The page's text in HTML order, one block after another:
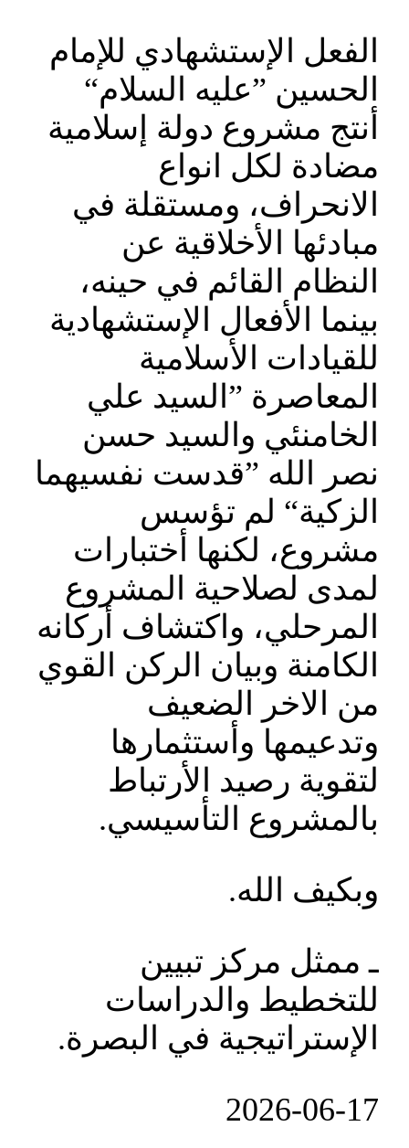
الفعل الإستشهادي للإمام
الحسين ”عليه السلام“
أنتج مشروع دولة إسلامية
مضادة لكل انواع
الانحراف، ومستقلة في
مبادئها الأخلاقية عن
النظام القائم في حينه،
بينما الأفعال الإستشهادية
للقيادات الأسلامية
المعاصرة ”السيد علي
الخامنئي والسيد حسن
نصر الله ”قدست نفسيهما
الزكية“ لم تؤسس
مشروع، لكنها أختبارات
لمدى لصلاحية المشروع
المرحلي، واكتشاف أركانه
الكامنة وبيان الركن القوي
من الاخر الضعيف
وتدعيمها وأستثمارها
لتقوية رصيد الأرتباط
بالمشروع التأسيسي.
وبكيف الله.
ـ ممثل مركز تبيين
للتخطيط والدراسات
الإستراتيجية في البصرة.
‎2026-‎06-‎17